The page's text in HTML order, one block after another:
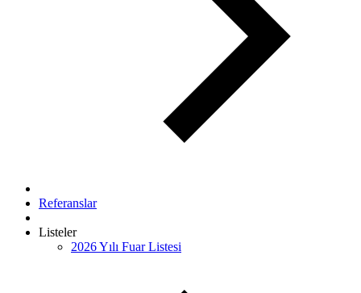
Referanslar
Listeler
2026 Yılı Fuar Listesi